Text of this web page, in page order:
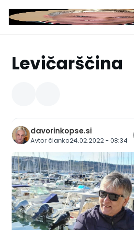
Levičarščina
davorinkopse.si
Avtor članka24.02.2022 - 08:34